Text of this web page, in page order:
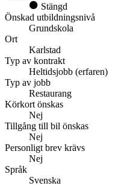
Stängd
Önskad utbildningsnivå
Grundskola
Ort
Karlstad
Typ av kontrakt
Heltidsjobb (erfaren)
Typ av jobb
Restaurang
Körkort önskas
Nej
Tillgång till bil önskas
Nej
Personligt brev krävs
Nej
Språk
Svenska